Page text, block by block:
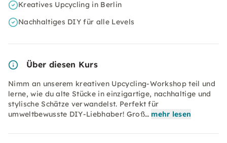
Kreatives Upcycling in Berlin
Nachhaltiges DIY für alle Levels
Über diesen Kurs
Nimm an unserem kreativen Upcycling-Workshop teil und
lerne, wie du alte Stücke in einzigartige, nachhaltige und
stylische Schätze verwandelst. Perfekt für
umweltbewusste DIY-Liebhaber! Groß… mehr lesen